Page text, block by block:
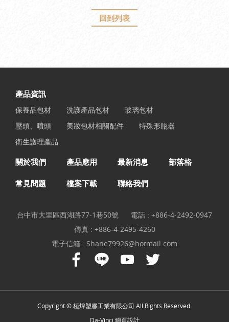
回到列表
產品資訊
保養品包材 洗護產品包材
玻璃包材
壓頭、噴頭
美妝包材相關配件
特殊形瓶器
衛生護理產品
關於我們 產品應用 最新消息 部落格
常見問題 檔案下載 聯絡我們
台中市大里區西湖路77-1巷50號 電話 : +886-4-2492-0947
傳真 : +886-4-2495-4260
電子信箱 : Shane79926@hotmail.com
Copyright © 桓煒塑膠工業有限公司 All Rights Reserved.
Da-Vinci 網頁設計